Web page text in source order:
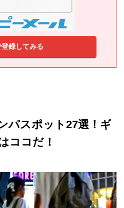
録してみる
パスポット27選！ギ
ココだ！